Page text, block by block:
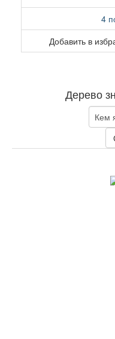
4
Добавить в
Дерево